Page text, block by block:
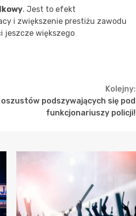
. Jest to efekt
i zwiększenie prestiżu zawodu
jeszcze większego
Kolejny:
oszustów podszywających się pod
funkcjonariuszy policji!